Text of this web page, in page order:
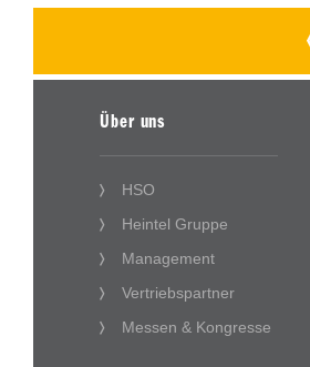
Über uns
HSO
Heintel Gruppe
Management
Vertriebspartner
Messen & Kongresse